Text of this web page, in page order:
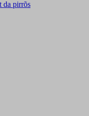
da pirrõs